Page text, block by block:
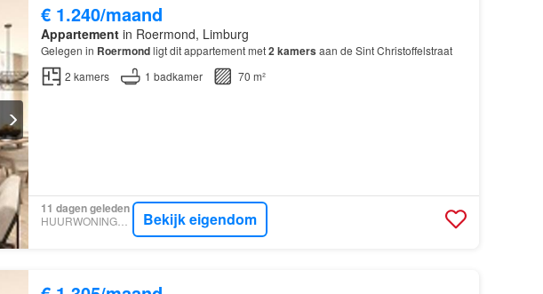
€ 1.240/maand
Appartementin Roermond, Limburg
Gelegen in Roermondligt dit appartement met2kamers aan de Sint Christoffelstraat
2 kamers 1 badkamer 70 m²
11 dagen geleden
HUURWONINGEN.SITE Bekijk eigendom